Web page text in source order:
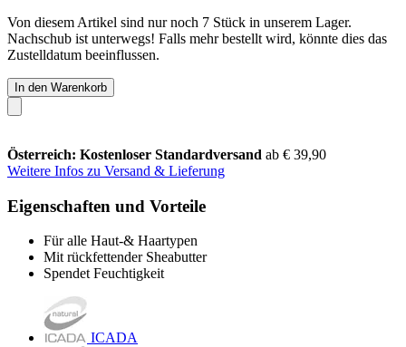
Von diesem Artikel sind nur noch 7 Stück in unserem Lager.
Nachschub ist unterwegs! Falls mehr bestellt wird, könnte dies das
Zustelldatum beeinflussen.
In den Warenkorb
Österreich: Kostenloser Standardversand ab € 39,90
Weitere Infos zu Versand & Lieferung
Eigenschaften und Vorteile
Für alle Haut-& Haartypen
Mit rückfettender Sheabutter
Spendet Feuchtigkeit
ICADA